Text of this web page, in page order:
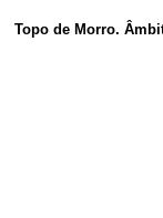
Topo de Morro.